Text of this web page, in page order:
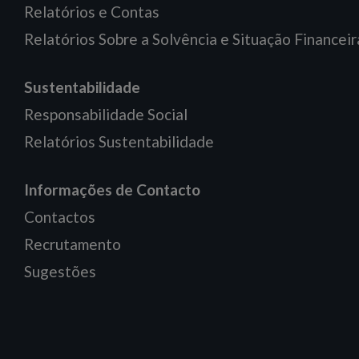
Relatórios e Contas
Relatórios Sobre a Solvência e Situação
Sustentabilidade
Responsabilidade Social
Relatórios Sustentabilidade
Informações de Contacto
Contactos
Recrutamento
Sugestões